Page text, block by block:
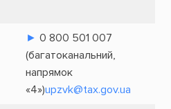
► 0 800 501 007
(багатоканальний,
напрямок
«4»)upzvk@tax.gov.ua